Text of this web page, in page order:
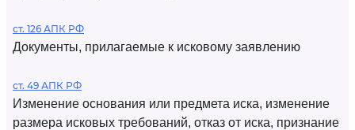
ст. 126 АПК РФ
Документы, прилагаемые к исковому заявлению
ст. 49 АПК РФ
Изменение основания или предмета иска, изменение
размера исковых требований, отказ от иска, признание